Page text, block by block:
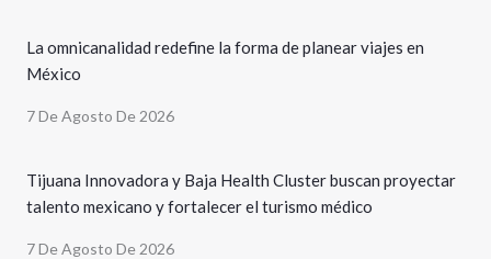
La omnicanalidad redefine la forma de planear viajes en
México
7 De Agosto De 2026
Tijuana Innovadora y Baja Health Cluster buscan proyectar
talento mexicano y fortalecer el turismo médico
7 De Agosto De 2026